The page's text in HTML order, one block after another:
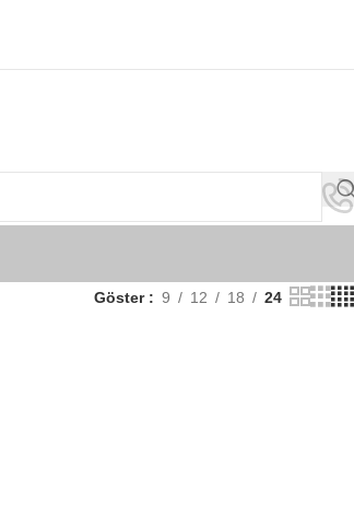
Göster 9 12 18 24